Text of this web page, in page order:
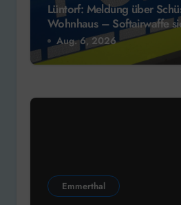
Lüntorf: Meldung über
Wohnhaus – Softairwaffe
Aug. 6, 2026
Emmerthal